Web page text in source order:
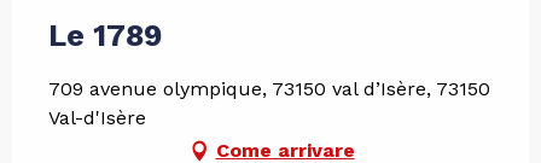
Le 1789
709 avenue olympique, 73150 val d’Isère, 73150
Val-d'Isère
Come arrivare